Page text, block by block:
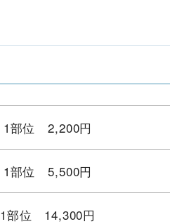
1部位 2,200円
1部位 5,500円
1部位 14,300円